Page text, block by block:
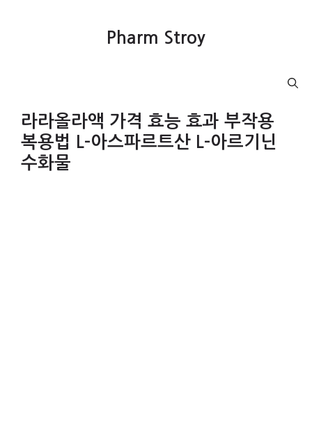
Pharm Stroy
라라올라액 가격 효능 효과 부작용
복용법 L-아스파르트산 L-아르기닌
수화물